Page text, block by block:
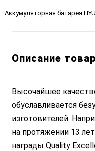
Аккумуляторная батарея
Описание
Высочайшее
обуславливается
изготовителей.
на протяжении 13
награды Quality